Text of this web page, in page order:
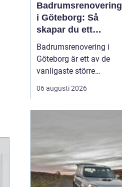
Badrumsrenovering
i Göteborg: Så
skapar du ett
hållbart och
modernt badrum
Badrumsrenovering i
Göteborg är ett av de
vanligaste större
projekten i hem runt om i
regionen, och många
funktionell och trivsam
plats. En genomtä...
06 augusti 2026